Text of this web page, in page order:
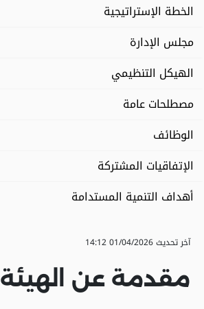
الخطة الإستراتيجية
مجلس الإدارة
الهيكل التنظيمي
مصطلحات عامة
الوظائف
الإتفاقيات المشتركة
أهداف التنمية المستدامة
آخر تحديث01/04/2026 14:12
مقدمة عن الهيئة